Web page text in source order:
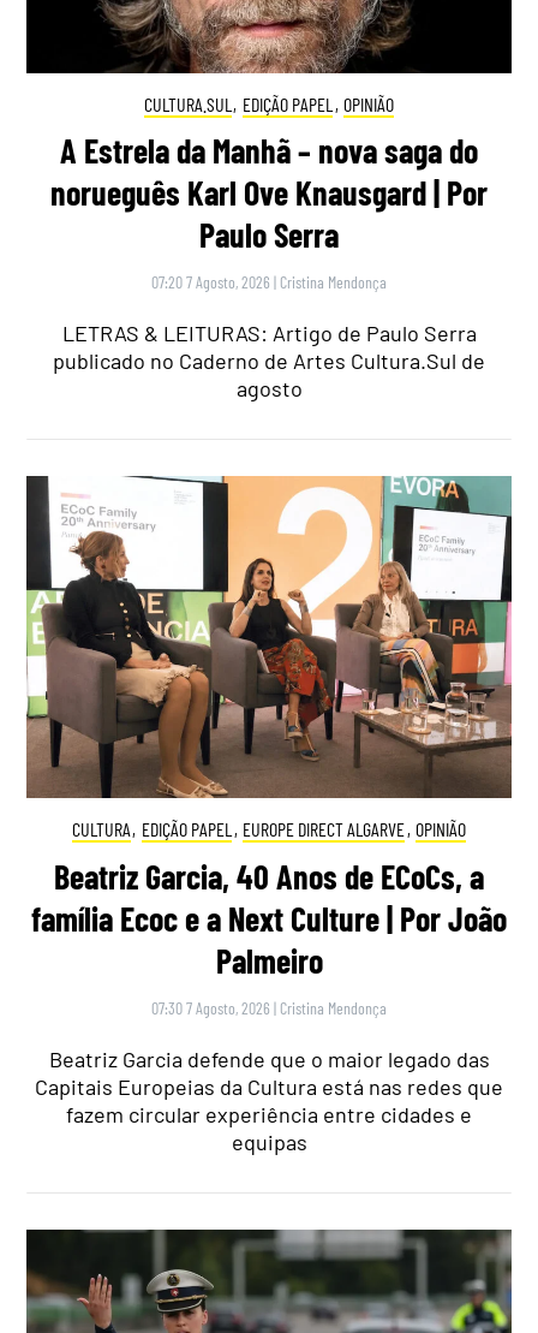
CULTURA.SUL , EDIÇÃO PAPEL , OPINIÃO
A Estrela da Manhã – nova saga do
norueguês Karl Ove Knausgard | Por
Paulo Serra
07:20 7 Agosto, 2026 | Cristina Mendonça
LETRAS & LEITURAS: Artigo de Paulo Serra
publicado no Caderno de Artes Cultura.Sul de
agosto
CULTURA, EDIÇÃO PAPEL , EUROPE DIRECT ALGARVE, OPINIÃO
Beatriz Garcia, 40 Anos de ECoCs, a
família Ecoc e a Next Culture | Por João
Palmeiro
07:30 7 Agosto, 2026 | Cristina Mendonça
Beatriz Garcia defende que o maior legado das
Capitais Europeias da Cultura está nas redes que
fazem circular experiência entre cidades e
equipas